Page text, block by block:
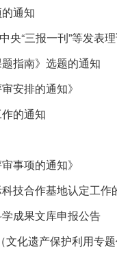
通知
“三报一刊”等发表
指南》选题的通知
安排的通知》
的通知
事项的通知》
技合作基地认定工作
成果文库申报公告